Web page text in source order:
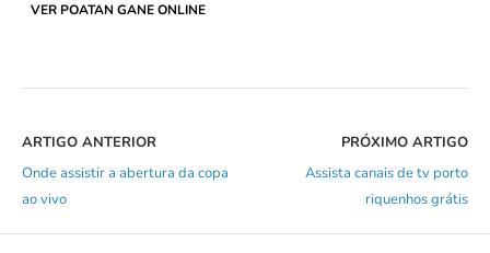
VER POATAN GANE ONLINE
ARTIGO ANTERIOR
Onde assistir a abertura da copa
ao vivo
PRÓXIMO ARTIGO
Assista canais de tv porto
riquenhos grátis